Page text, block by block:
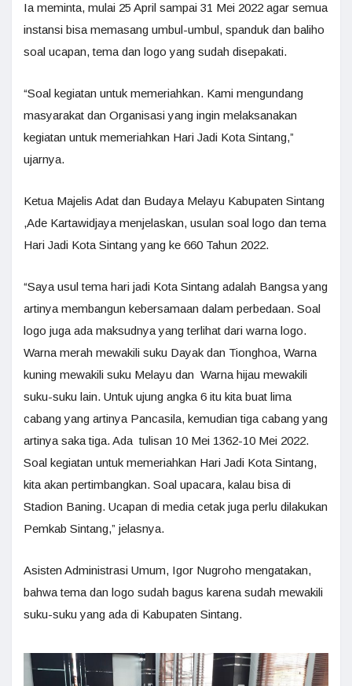
Ia meminta, mulai 25 April sampai 31 Mei 2022 agar semua
instansi bisa memasang umbul-umbul, spanduk dan baliho
soal ucapan, tema dan logo yang sudah disepakati.
“Soal kegiatan untuk memeriahkan. Kami mengundang
masyarakat dan Organisasi yang ingin melaksanakan
kegiatan untuk memeriahkan Hari Jadi Kota Sintang,”
ujarnya.
Ketua Majelis Adat dan Budaya Melayu Kabupaten Sintang
,Ade Kartawidjaya menjelaskan, usulan soal logo dan tema
Hari Jadi Kota Sintang yang ke 660 Tahun 2022.
“Saya usul tema hari jadi Kota Sintang adalah Bangsa yang
artinya membangun kebersamaan dalam perbedaan. Soal
logo juga ada maksudnya yang terlihat dari warna logo.
Warna merah mewakili suku Dayak dan Tionghoa, Warna
kuning mewakili suku Melayu dan Warna hijau mewakili
suku-suku lain. Untuk ujung angka 6 itu kita buat lima
cabang yang artinya Pancasila, kemudian tiga cabang yang
artinya saka tiga. Ada tulisan 10 Mei 1362-10 Mei 2022.
Soal kegiatan untuk memeriahkan Hari Jadi Kota Sintang,
kita akan pertimbangkan. Soal upacara, kalau bisa di
Stadion Baning. Ucapan di media cetak juga perlu dilakukan
Pemkab Sintang,” jelasnya.
Asisten Administrasi Umum, Igor Nugroho mengatakan,
bahwa tema dan logo sudah bagus karena sudah mewakili
suku-suku yang ada di Kabupaten Sintang.